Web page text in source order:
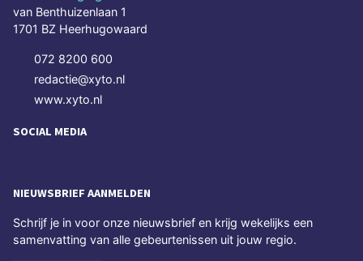
van Benthuizenlaan 1
1701 BZ Heerhugowaard
072 8200 600
redactie@xyto.nl
www.xyto.nl
SOCIAL MEDIA
NIEUWSBRIEF AANMELDEN
Schrijf je in voor onze nieuwsbrief en krijg wekelijks een
samenvatting van alle gebeurtenissen uit jouw regio.